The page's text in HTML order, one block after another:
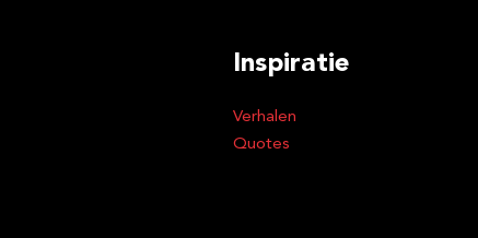
Inspiratie
Verhalen
Quotes